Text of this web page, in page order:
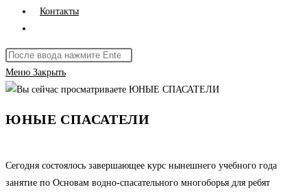
Контакты
по
веб-
Поиск
на
сайте
Меню Закрыть
ЮНЫЕ СПАСАТЕЛИ
Сегодня состоялось завершающее курс нынешнего учебного года
занятие по Основам водно-спасательного многоборья для ребят